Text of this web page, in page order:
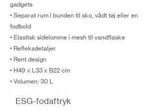
gadgets
• Separat rum i bunden til sko, vådt tøj eller en
fodbold
• Elastisk sidelomme i mesh til vandflaske
• Refleksdetaljer
• Rent design
• H49 x L33 x B22 cm
• Volumen: 30 L
ESG-fodaftryk